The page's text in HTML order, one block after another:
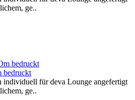
ge..
bedruckt
individuell für deva Lounge angefertigt
ge..